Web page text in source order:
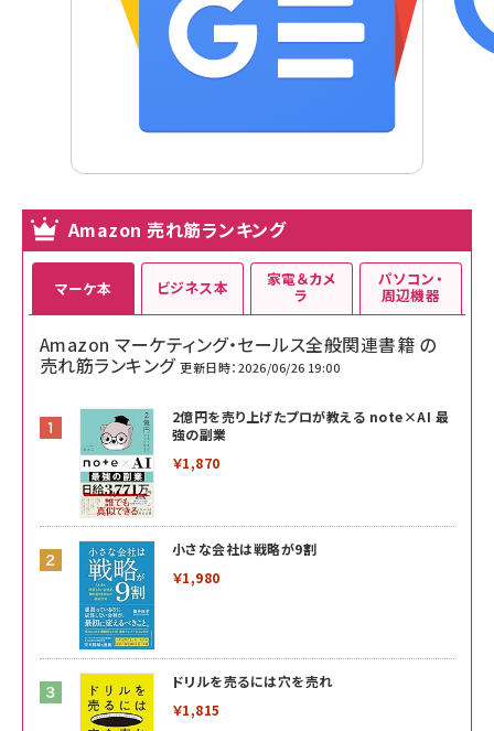
Amazon 売れ筋ランキング
マーケ本
Amazon マーケティング・セールス全般関連書籍 の
売れ筋ランキング 更新日時：2026/06/26 19:00
2億円を売り上げたプロが教える note×AI 最
強の副業
￥1,870
小さな会社は戦略が9割
￥1,980
ドリルを売るには穴を売れ
￥1,815
ビジネス本 家電＆カメ
ラ
パソコン・
周辺機器